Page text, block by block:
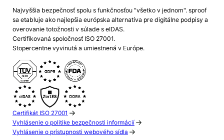
Najvyššia bezpečnosť spolu s funkčnosťou "všetko v jednom". sproof
sa etabluje ako najlepšia európska alternatíva pre digitálne podpisy a
overovanie totožnosti v súlade s eIDAS.
Certifikovaná spoločnosť ISO 27001.
Stopercentne vyvinutá a umiestnená v Európe.
Certifikát ISO 27001
Vyhlásenie o politike bezpečnosti informácií
Vyhlásenie o prístupnosti webového sídla